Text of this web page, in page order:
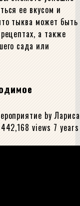
ее вкусом и
тыква может быть
а также
сада или
by Лариса
views 7 years